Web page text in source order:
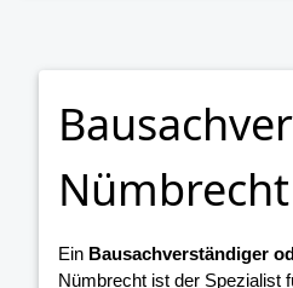
Nümbrecht
Ein Bausachverständiger
Nümbrecht ist der Spezialist